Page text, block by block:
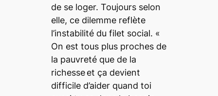
de se loger. Toujours selon
elle, ce dilemme reflète
l’instabilité du filet social. «
On est tous plus proches de
la pauvreté que de la
richesse et ça devient
difficile d’aider quand toi